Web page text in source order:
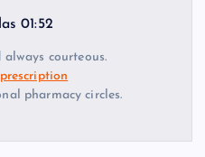
01:52
courteous.
pharmacy circles.